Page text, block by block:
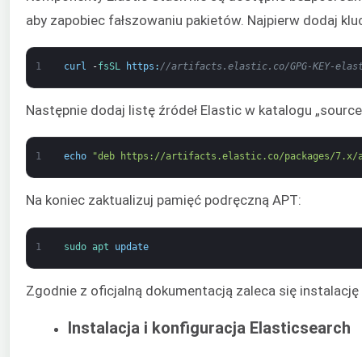
aby zapobiec fałszowaniu pakietów. Najpierw dodaj
1 curl -fsSL https : //artifacts.elastic.co/GPG-KEY-
Następnie dodaj listę źródeł Elastic w katalogu
1 echo "deb https://artifacts.elastic.co/packages/7.x/
Na koniec zaktualizuj pamięć podręczną APT:
1 sudo apt update
Zgodnie z oficjalną dokumentacją zaleca się
Instalacja i konfiguracja Elasticsearch